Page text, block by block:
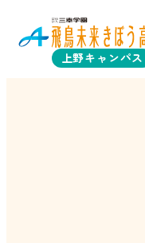
上野キャンパス